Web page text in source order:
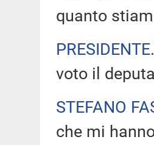
quanto
PRESIDENTE
voto il
STEFANO
che mi